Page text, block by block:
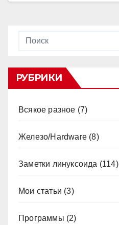
РУБРИКИ
Всякое разное (7)
Железо/Hardware (8)
Заметки линуксоида (114)
Мои статьи (3)
Программы (2)